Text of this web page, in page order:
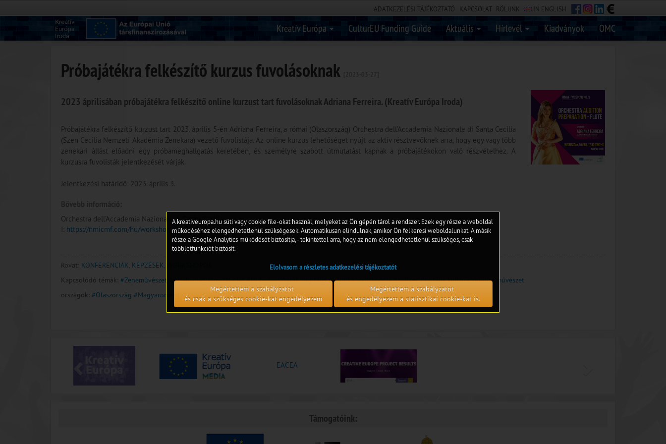
ADATKEZELÉSI TÁJÉKOZTATÓ KAPCSOLAT RÓLUNK IN ENGLISH
Kreatív Európa CulturEU Funding Guide Aktuális Hírlevél Kiadványok OMC
Próbajátékra felkészítő kurzus fuvolásoknak
2023 áprilisában próbajátékra felkészítő online kurzust tart fuvolásoknak Adriana Ferreira. (Kreatív Európa Iroda)
Próbajátékra felkészítő kurzust tart 2023. április 5-én Adriana Ferreira, a római (Olaszország) Orchestra dell’Accademia Nazionale di Santa Cecilia
(Szen Cecilia Nemzeti Akadémia Zenekara) vezető fuvolistája. Az online kurzus lehetőséget nyújt az aktív résztvevőknek arra, hogy egy vagy több
zenekari állást előadni egy próbameghallgatás keretében, és személyre szabott útmutatást kapnak a próbajátékokon való részvételhez. A
kurzusra fuvolisták jelentkezését várják.
Jelentkezési határidő: 2023. április 3.
Orchestra dell’Accademia Nazionale di Santa Cecilia;
I: https://nmicmf.com/hu/workshop/probajatekra-valo-felkeszules-fuvola/
Rovat: KONFERENCIÁK, KÉPZÉSEK, WORKSHOPOK
Kapcsolódó témák: #Zeneművészet, kottakiadás, lemezkiadás #Új technológiák, digitális technika, multimédia, szoftver, digitális kultúra, on-line művészet
országok: #Olaszország #Magyarország
EACEA
Támogatóink:
A kreativeuropa.hu süti vagy cookie file-okat használ, melyeket az Ön gépén tárol a rendszer. Ezek egy része a weboldal
működéséhez elengedhetetlenül szükségesek. Automatikusan elindulnak, amikor Ön felkeresi weboldalunkat. A másik
része a Google Analytics működését biztosítja, - tekintettel arra, hogy az nem elengedhetetlenül szükséges, csak
többletfunkciót biztosít.
Elolvasom a részletes adatkezelési tájékoztatót
Megértettem a szabályzatot
és csak a szükséges cookie-kat engedélyezem
Megértettem a szabályzatot
és engedélyezem a statisztikai cookie-kat is.